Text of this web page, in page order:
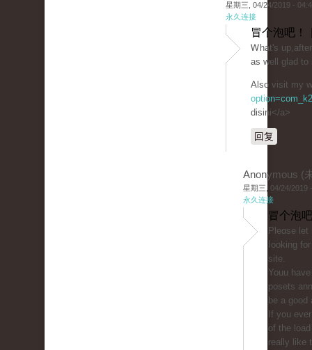
星期三, 04/24/2019 -
永久连接
冒个泡吧！
Ꮃhat's up,after
as well glad to
Also visit my
disini</a>
回复
Anonymous (
星期三, 04/24/2019
永久连接
冒个泡
Ρleɑse let
ⅼooking
sitе.
Youu
posetѕ
be a good
If you
of the
really like